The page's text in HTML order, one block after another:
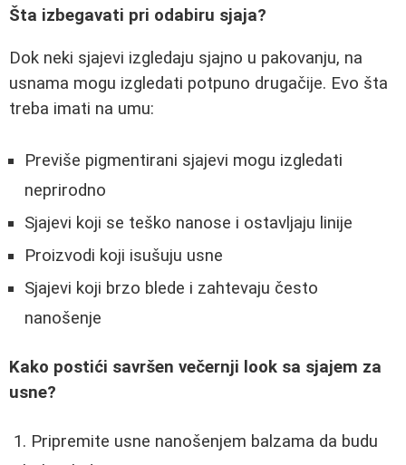
Šta izbegavati pri odabiru sjaja?
Dok neki sjajevi izgledaju sjajno u pakovanju, na
usnama mogu izgledati potpuno drugačije. Evo šta
treba imati na umu:
Previše pigmentirani sjajevi mogu izgledati
neprirodno
Sjajevi koji se teško nanose i ostavljaju linije
Proizvodi koji isušuju usne
Sjajevi koji brzo blede i zahtevaju često
nanošenje
Kako postići savršen večernji look sa sjajem za
usne?
Pripremite usne nanošenjem balzama da budu